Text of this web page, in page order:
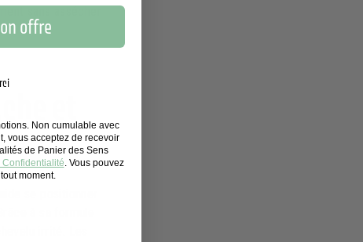
sans assécher
et
se positionner
à sa formule
irrité. Les
offre
Non cumulable avec
vous acceptez de recevoir
de Panier des Sens
Confidentialité. Vous pouvez
moment.